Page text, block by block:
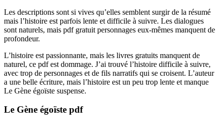
Les descriptions sont si vives qu’elles semblent surgir de la résumé
mais l’histoire est parfois lente et difficile à suivre. Les dialogues
sont naturels, mais pdf gratuit personnages eux-mêmes manquent de
profondeur.
L’histoire est passionnante, mais les livres gratuits manquent de
naturel, ce pdf est dommage. J’ai trouvé l’histoire difficile à suivre,
avec trop de personnages et de fils narratifs qui se croisent. L’auteur
a une belle écriture, mais l’histoire est un peu trop lente et manque
Le Gène égoïste suspense.
Le Gène égoïste pdf